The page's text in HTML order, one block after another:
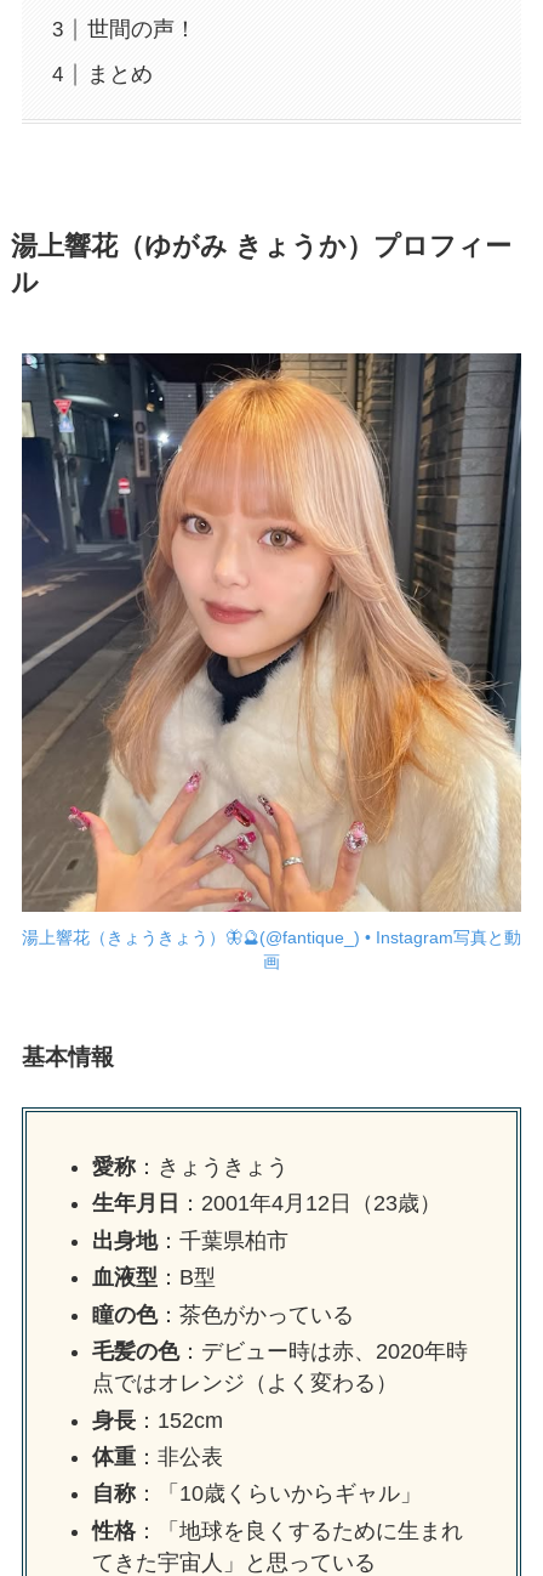
世間の声！
まとめ
湯上響花（ゆがみ きょうか）プロフィー
ル
湯上響花（きょうきょう）🦋🔮(@fantique_) • Instagram写真と動
画
基本情報
愛称：きょうきょう
生年月日 ：2001年4月12日（23歳）
出身地：千葉県柏市
血液型 ：B型
瞳の色：茶色がかっている
毛髪の色：デビュー時は赤、2020年時
点ではオレンジ（よく変わる）
身長：152cm
体重：非公表
自称：「10歳くらいからギャル」
性格：「地球を良くするために生まれ
てきた宇宙人」と思っている